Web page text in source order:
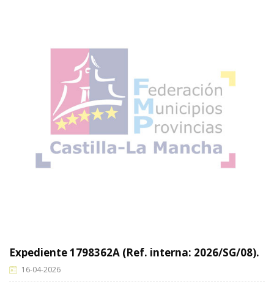
Expediente 1798362A (Ref. interna: 2026/SG/08).
16-04-2026